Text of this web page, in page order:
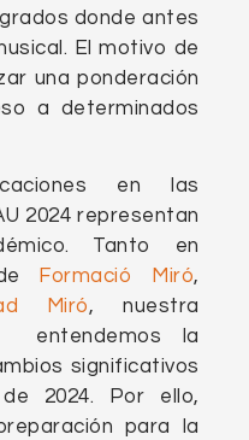
donde antes
El motivo de
una ponderación
a determinados
en las
2024 representan
Tanto en
Formació Miró,
Miró, nuestra
la
significativos
2024. Por ello,
para la